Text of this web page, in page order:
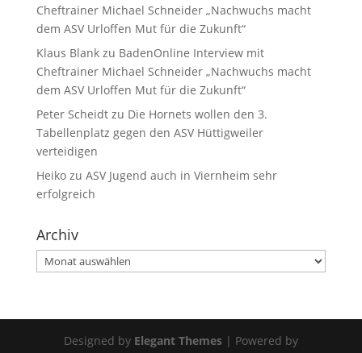
Cheftrainer Michael Schneider „Nachwuchs macht
dem ASV Urloffen Mut für die Zukunft“
Klaus Blankzu BadenOnline Interview mit
Cheftrainer Michael Schneider „Nachwuchs macht
dem ASV Urloffen Mut für die Zukunft“
Peter Scheidtzu Die Hornets wollen den 3.
Tabellenplatz gegen den ASV Hüttigweiler
verteidigen
Heikozu ASV Jugend auch in Viernheim sehr
erfolgreich
Archiv
Archiv
Designed by Elegant Themes| Powered by